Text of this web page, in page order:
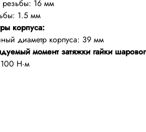
резьбы: 16 мм
корпуса:
момент затяжки гайки